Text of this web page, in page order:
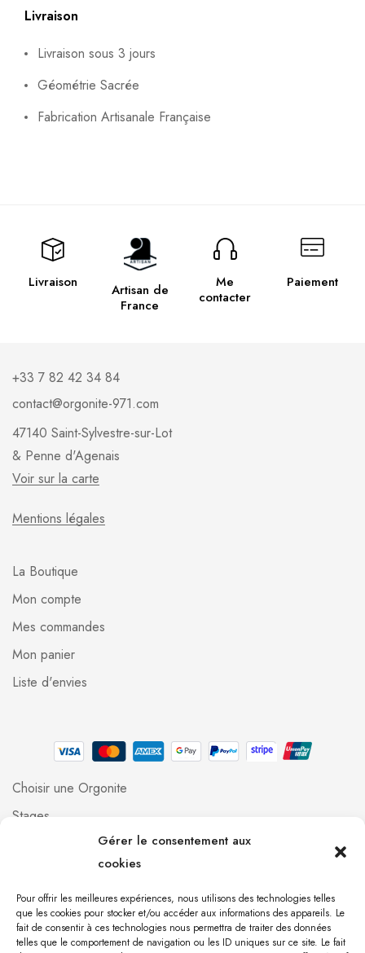
Gérer le consentement aux
cookies
Pour offrir les meilleures expériences, nous utilisons des technologies telles
que les cookies pour stocker et/ou accéder aux informations des appareils. Le
fait de consentir à ces technologies nous permettra de traiter des données
telles que le comportement de navigation ou les ID uniques sur ce site. Le fait
Livraison
Livraison sous 3 jours
Géométrie Sacrée
Fabrication Artisanale Française
Livraison
Artisan de
France
Me
contacter
Paiement
+33 7 82 42 34 84
contact@orgonite-971.com
47140 Saint-Sylvestre-sur-Lot
& Penne d'Agenais
Voir sur la carte
Mentions légales
La Boutique
Mon compte
Mes commandes
Mon panier
Liste d'envies
Choisir une Orgonite
Stages
Foire aux questions
Qui suis-je ?
Contact